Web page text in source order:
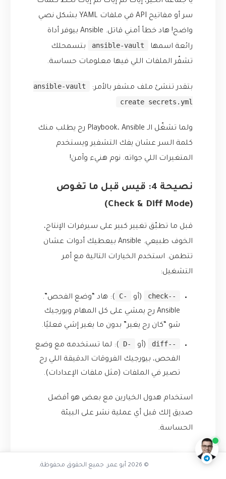
سر أو مفاتيح API في ملفات YAML بشكل نصي
واضح! هاد خطأ أمني قاتل. Ansible بيوفر أداة
رائعة اسمها
ansible-vault
بتسمحلك
تشفّر الملفات اللي فيها معلومات حساسة.
بتقدر تنشئ ملف مشفر بالأمر:
ansible-vault
create secrets.yml
ولما تشغّل الـ Playbook، Ansible رح يطلب منك
كلمة السر عشان يفك التشفير ويستخدم
المتغيرات اللي جواته. نوم هنيء وآمن!
نصيحة 4: قيس قبل ما تغوص
(Check & Diff Mode)
قبل ما تطبّق تغيير كبير على سيرفرات الإنتاج،
الخوف طبيعي. Ansible بيعطيك أدوات عشان
تتطمن. استخدم الخيارات التالية مع أمر
التشغيل:
--check (أو -C
): هاد “وضع الفحص”.
Ansible رح يمشي على كل المهام ويورجيك
شو “كان رح يغير” بدون ما يغير إشي فعليًا.
--diff (أو -D
): لما تستخدمه مع وضع
الفحص، بيورجيك الفروقات الدقيقة اللي رح
تصير في الملفات (مثل ملفات الإعدادات).
استخدام هدول الخيارين مع بعض هو أفضل
صديق إلك قبل أي عملية نشر على البيئة
الحساسة.
الخلاصة: من جزر منعزلة إلى
تفاعل مع الذكاء الاصطناعي
© 2026 أبو عمر. جميع الحقوق محفوظة.